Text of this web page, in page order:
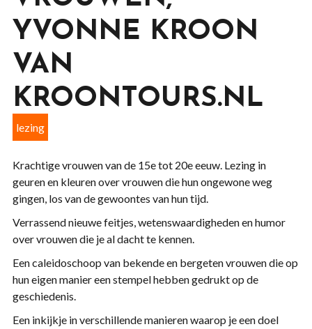
YVONNE KROON
VAN
KROONTOURS.NL
lezing
Krachtige vrouwen van de 15e tot 20e eeuw. Lezing in
geuren en kleuren over vrouwen die hun ongewone weg
gingen, los van de gewoontes van hun tijd.
Verrassend nieuwe feitjes, wetenswaardigheden en humor
over vrouwen die je al dacht te kennen.
Een caleidoschoop van bekende en bergeten vrouwen die op
hun eigen manier een stempel hebben gedrukt op de
geschiedenis.
Een inkijkje in verschillende manieren waarop je een doel